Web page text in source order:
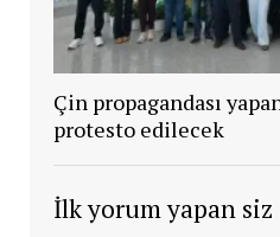
Çin propagandası
protesto edilecek
İlk yorum yapan